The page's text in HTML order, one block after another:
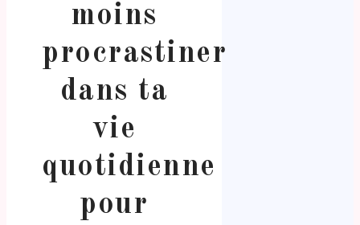
moins
procrastiner
dans ta
vie
quotidienne
pour